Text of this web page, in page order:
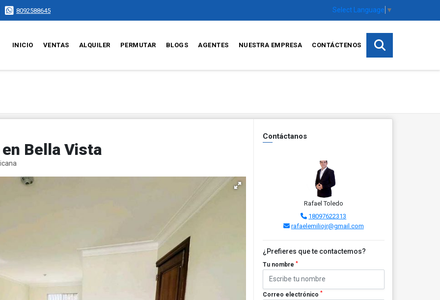
8092588645 Select Language ▼
INICIO VENTAS ALQUILER PERMUTAR BLOGS AGENTES NUESTRA EMPRESA CONTÁCTENOS
Bella Vista
Contáctanos
Rafael Toledo
18097622313
rafaelemiliojr@gmail.com
¿Prefieres que te contactemos?
Tu nombre *
Correo electrónico *